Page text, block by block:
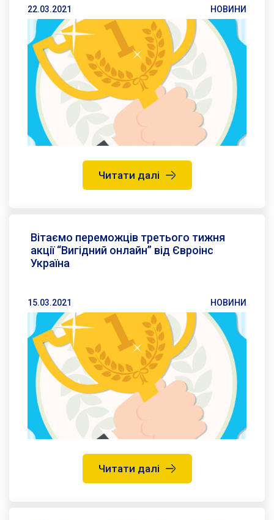
22.03.2021 НОВИНИ
Читати далі
Вітаємо переможців третього тижня
акції “Вигідний онлайн” від Євроінс
Україна
15.03.2021 НОВИНИ
Читати далі